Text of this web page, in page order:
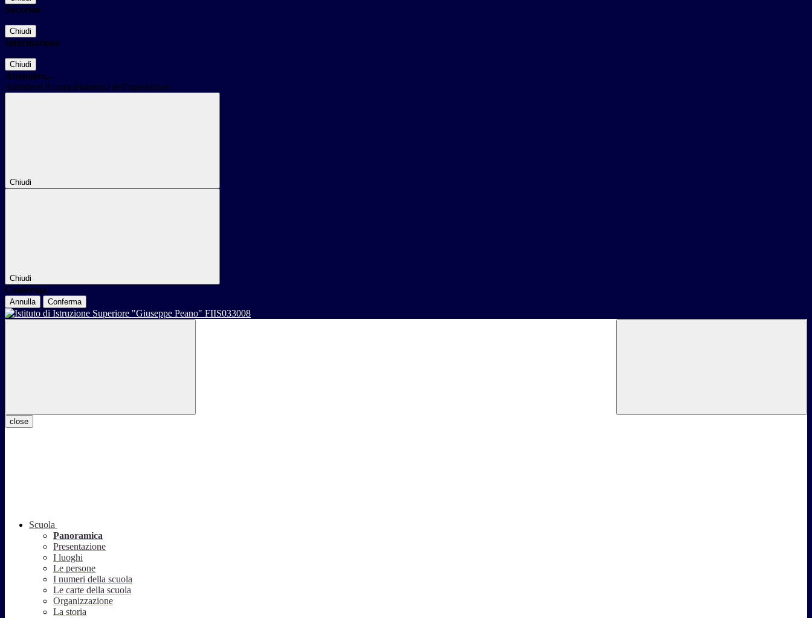
Successo
Chiudi
Informazione
Chiudi
Attendere...
Attendere il completamento dell'operazione...
Chiudi
Chiudi
Conferma
Annulla Conferma
close
Scuola
Panoramica
Presentazione
I luoghi
Le persone
I numeri della scuola
Le carte della scuola
Organizzazione
La storia